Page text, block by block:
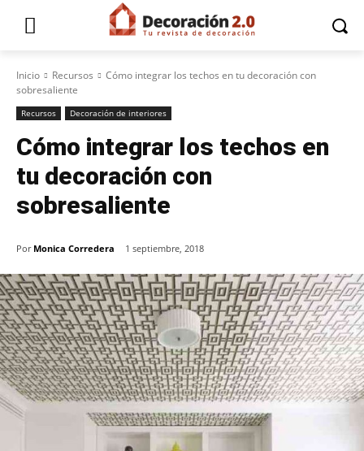
Inicio Recursos
Cómo integrar los techos en tu decoración con
sobresaliente
Recursos Decoración de interiores
Cómo integrar los techos en
tu decoración con
sobresaliente
Por Monica Corredera 1 septiembre, 2018